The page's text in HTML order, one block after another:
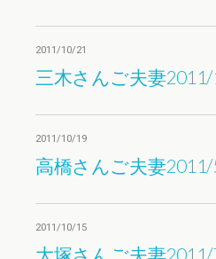
2011/10/21
三木さんご夫妻
2011/10/19
高橋さんご夫妻
2011/10/15
大塚さんご夫妻